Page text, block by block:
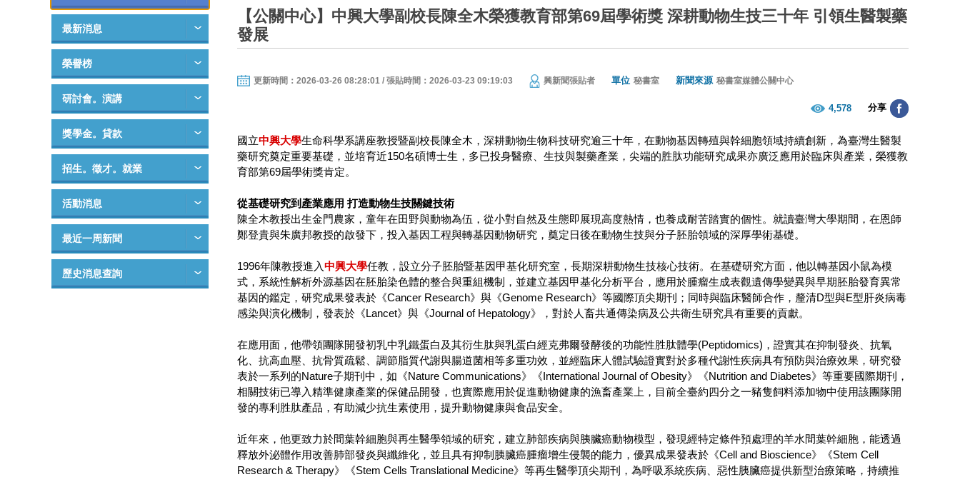
最新消息
榮譽榜
研討會。演講
獎學金。貸款
招生。徵才。就業
活動消息
最近一周新聞
歷史消息查詢
【公關中心】中興大學副校長陳全木榮獲教育部第69屆學術獎 深耕動物生技三十年 引領生醫製藥
發展
更新時間：2026-03-26 08:28:01 / 張貼時間：2026-03-23 09:19:03 興新聞張貼者 單位 秘書室 新聞來源 秘書室媒體公關中心
4,578 分享
國立中興大學生命科學系講座教授暨副校長陳全木，深耕動物生物科技研究逾三十年，在動物基因轉殖與幹細胞領域持續創新，為臺灣生醫製
藥研究奠定重要基礎，並培育近150名碩博士生，多已投身醫療、生技與製藥產業，尖端的胜肽功能研究成果亦廣泛應用於臨床與產業，榮獲教
育部第69屆學術獎肯定。
從基礎研究到產業應用 打造動物生技關鍵技術
陳全木教授出生金門農家，童年在田野與動物為伍，從小對自然及生態即展現高度熱情，也養成耐苦踏實的個性。就讀臺灣大學期間，在恩師
鄭登貴與朱廣邦教授的啟發下，投入基因工程與轉基因動物研究，奠定日後在動物生技與分子胚胎領域的深厚學術基礎。
1996年陳教授進入中興大學任教，設立分子胚胎暨基因甲基化研究室，長期深耕動物生技核心技術。在基礎研究方面，他以轉基因小鼠為模
式，系統性解析外源基因在胚胎染色體的整合與重組機制，並建立基因甲基化分析平台，應用於腫瘤生成表觀遺傳學變異與早期胚胎發育異常
基因的鑑定，研究成果發表於《Cancer Research》與《Genome Research》等國際頂尖期刊；同時與臨床醫師合作，釐清D型與E型肝炎病毒
感染與演化機制，發表於《Lancet》與《Journal of Hepatology》，對於人畜共通傳染病及公共衛生研究具有重要的貢獻。
在應用面，他帶領團隊開發初乳中乳鐵蛋白及其衍生肽與乳蛋白經克弗爾發酵後的功能性胜肽體學(Peptidomics)，證實其在抑制發炎、抗氧
化、抗高血壓、抗骨質疏鬆、調節脂質代謝與腸道菌相等多重功效，並經臨床人體試驗證實對於多種代謝性疾病具有預防與治療效果，研究發
表於一系列的Nature子期刊中，如《Nature Communications》《International Journal of Obesity》《Nutrition and Diabetes》等重要國際期刊，
相關技術已導入精準健康產業的保健品開發，也實際應用於促進動物健康的漁畜產業上，目前全臺約四分之一豬隻飼料添加物中使用該團隊開
發的專利胜肽產品，有助減少抗生素使用，提升動物健康與食品安全。
近年來，他更致力於間葉幹細胞與再生醫學領域的研究，建立肺部疾病與胰臟癌動物模型，發現經特定條件預處理的羊水間葉幹細胞，能透過
釋放外泌體作用改善肺部發炎與纖維化，並且具有抑制胰臟癌腫瘤增生侵襲的能力，優異成果發表於《Cell and Bioscience》《Stem Cell
Research & Therapy》《Stem Cells Translational Medicine》等再生醫學頂尖期刊，為呼吸系統疾病、惡性胰臟癌提供新型治療策略，持續推